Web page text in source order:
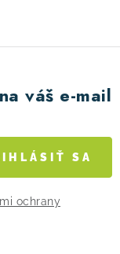
váš e-mail
ochrany
SA